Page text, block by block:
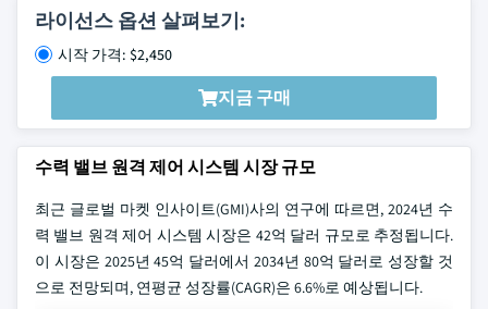
라이선스 옵션 살펴보기:
시작 가격: $2,450
지금 구매
수력 밸브 원격 제어 시스템 시장 규모
최근 글로벌 마켓 인사이트(GMI)사의 연구에 따르면, 2024년 수
력 밸브 원격 제어 시스템 시장은 42억 달러 규모로 추정됩니다.
이 시장은 2025년 45억 달러에서 2034년 80억 달러로 성장할 것
으로 전망되며, 연평균 성장률(CAGR)은 6.6%로 예상됩니다.